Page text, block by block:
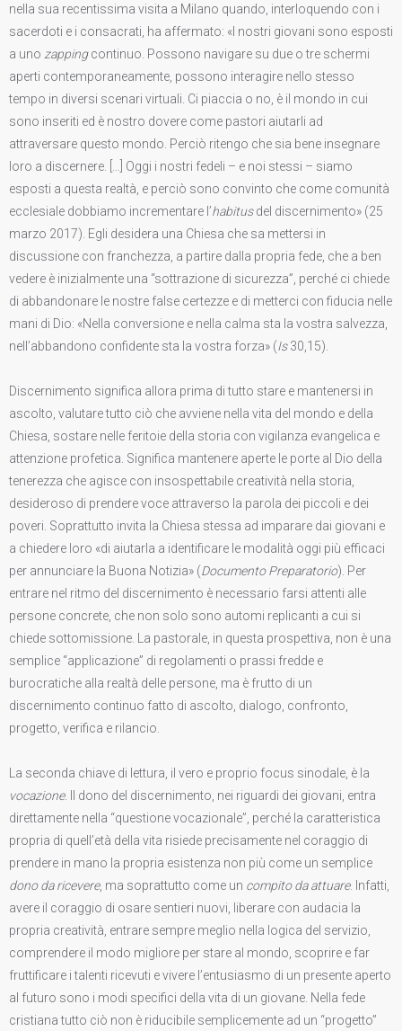
nella sua recentissima visita a Milano quando, interloquendo con i
sacerdoti e i consacrati, ha affermato: «I nostri giovani sono esposti
a uno zappingcontinuo. Possono navigare su due o tre schermi
aperti contemporaneamente, possono interagire nello stesso
tempo in diversi scenari virtuali. Ci piaccia o no, è il mondo in cui
sono inseriti ed è nostro dovere come pastori aiutarli ad
attraversare questo mondo. Perciò ritengo che sia bene insegnare
loro a discernere. […] Oggi i nostri fedeli – e noi stessi – siamo
esposti a questa realtà, e perciò sono convinto che come comunità
ecclesiale dobbiamo incrementare l’habitusdel discernimento» (25
marzo 2017). Egli desidera una Chiesa che sa mettersi in
discussione con franchezza, a partire dalla propria fede, che a ben
vedere è inizialmente una “sottrazione di sicurezza”, perché ci chiede
di abbandonare le nostre false certezze e di metterci con fiducia nelle
mani di Dio: «Nella conversione e nella calma sta la vostra salvezza,
nell’abbandono confidente sta la vostra forza» (Is30,15).
Discernimento significa allora prima di tutto stare e mantenersi in
ascolto, valutare tutto ciò che avviene nella vita del mondo e della
Chiesa, sostare nelle feritoie della storia con vigilanza evangelica e
attenzione profetica. Significa mantenere aperte le porte al Dio della
tenerezza che agisce con insospettabile creatività nella storia,
desideroso di prendere voce attraverso la parola dei piccoli e dei
poveri. Soprattutto invita la Chiesa stessa ad imparare dai giovani e
a chiedere loro «di aiutarla a identificare le modalità oggi più efficaci
per annunciare la Buona Notizia» (Documento Preparatorio). Per
entrare nel ritmo del discernimento è necessario farsi attenti alle
persone concrete, che non solo sono automi replicanti a cui si
chiede sottomissione. La pastorale, in questa prospettiva, non è una
semplice “applicazione” di regolamenti o prassi fredde e
burocratiche alla realtà delle persone, ma è frutto di un
discernimento continuo fatto di ascolto, dialogo, confronto,
progetto, verifica e rilancio.
La seconda chiave di lettura, il vero e proprio focus sinodale, è la
vocazione. Il dono del discernimento, nei riguardi dei giovani, entra
direttamente nella “questione vocazionale”, perché la caratteristica
propria di quell’età della vita risiede precisamente nel coraggio di
prendere in mano la propria esistenza non più come un semplice
dono da ricevere, ma soprattutto come un compito da attuare. Infatti,
avere il coraggio di osare sentieri nuovi, liberare con audacia la
propria creatività, entrare sempre meglio nella logica del servizio,
comprendere il modo migliore per stare al mondo, scoprire e far
fruttificare i talenti ricevuti e vivere l’entusiasmo di un presente aperto
al futuro sono i modi specifici della vita di un giovane. Nella fede
cristiana tutto ciò non è riducibile semplicemente ad un “progetto”